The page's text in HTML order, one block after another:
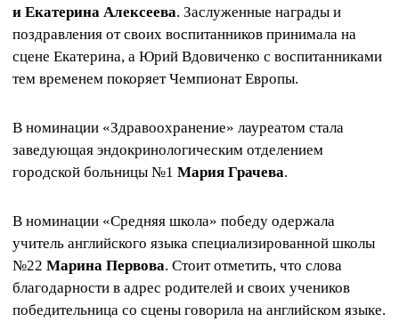
и Екатерина Алексеева. Заслуженные награды и
поздравления от своих воспитанников принимала на
сцене Екатерина, а Юрий Вдовиченко с воспитанниками
тем временем покоряет Чемпионат Европы.
В номинации «Здравоохранение» лауреатом стала
заведующая эндокринологическим отделением
городской больницы №1 Мария Грачева.
В номинации «Средняя школа» победу одержала
учитель английского языка специализированной школы
№22 Марина Первова. Стоит отметить, что слова
благодарности в адрес родителей и своих учеников
победительница со сцены говорила на английском языке.